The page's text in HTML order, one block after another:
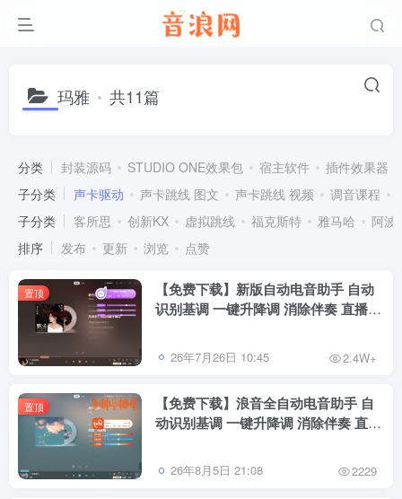
玛雅 共11篇
分类 封装源码 STUDIO ONE效果包 宿主软件
插件效果器
子分类
声卡驱动 声卡跳线 图文 声卡跳线 视频 调音课程
子分类
客所思 创新KX 虚拟跳线 福克斯特 雅马哈
阿波
排序
发布 更新 浏览 点赞
置顶
【免费下载】新版自动电音助手 自动
识别基调 一键升降调 消除伴奏 直播唱
26年7月26日 10:45 2.4W+
置顶
【免费下载】浪音全自动电音助手 自
动识别基调 一键升降调 消除伴奏 直播
26年8月5日 21:08 2229